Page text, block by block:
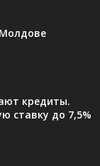
кредиты.
ставку до 7,5%